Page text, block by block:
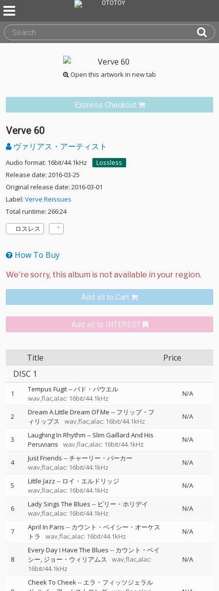
Open this artwork in new tab
Express Checkout
Verve 60
ヴァリアス・アーティスト
Audio format: 16bit/44.1kHz
Lossless
Release date: 2016-03-25
Original release date: 2016-03-01
Label: Verve Reissues
Total runtime: 266:24
ロスレス
How To Buy
Add all to Cart
Add all to INTEREST
Title
Price
DISC 1
1 Tempus Fugit--バド・パウエル
wav,flac,alac: 16bit/44.1kHz
N/A
2 Dream A Little Dream Of Me -- フリップ・フ
ィリップス
wav,flac,alac: 16bit/44.1kHz
N/A
3 Laughing In Rhythm -- Slim Gaillard And His
Peruvians
wav,flac,alac: 16bit/44.1kHz
N/A
4 Just Friends --チャーリー・パーカー
wav,flac,alac: 16bit/44.1kHz
N/A
5 Little Jazz -- ロイ・エルドリッジ
wav,flac,alac: 16bit/44.1kHz
N/A
6 Lady Sings The Blues -- ビリー・ホリデイ
wav,flac,alac: 16bit/44.1kHz
N/A
7 April In Paris -- カウント・ベイシー・オーケス
トラ
wav,flac,alac: 16bit/44.1kHz
N/A
8
Every Day I Have The Blues -- カウント・ベイ
シー ジョー・ウィリアムス
wav,flac,alac:
16bit/44.1kHz
N/A
Cheek To Cheek-- エラ・フィッツジェラル